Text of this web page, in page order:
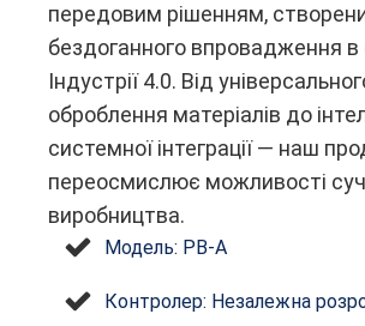
передовим рішенням,
бездоганного впровадження в
Індустрії 4.0. Від
оброблення матеріалів до
системної інтеграції — наш
переосмислює можливості
виробництва.
Модель: PB-A
Контролер: Незалежна